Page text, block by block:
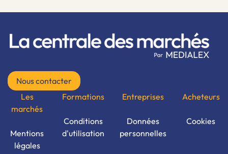
Nous contacter
Les
marchés
Mentions
légales
Formations
Conditions
d'utilisation
Entreprises
Données
personnelles
Acheteurs
Cookies